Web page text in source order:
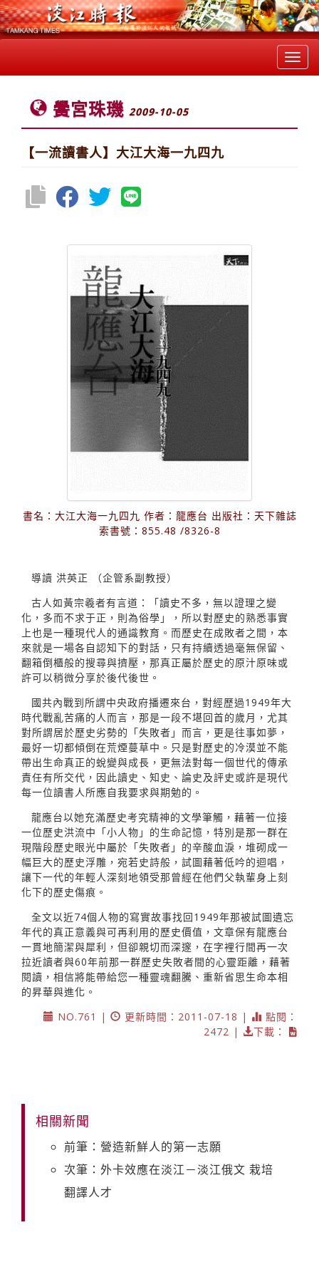
黌宮珠璣 2009-10-05
【一流讀書人】大江大海一九四九
書名：大江大海一九四九 作者：龍應台 出版社：天下雜誌
索書號：855.48 /8326-8
導讀 洪英正 （企管系副教授）
古人如黃宗羲者有言道：「讀史不多，無以證理之變
化，多而不求于正，則為俗學」，所以對歷史的熟悉事實
上也是一種現代人的通識教育。而歷史在成敗者之間，本
來就是一場各自認知下的對話，只有持續透過毫無保留、
翻箱倒櫃般的搜尋與擠壓，那真正屬於歷史的原汁原味或
許可以稍微分享於後代後世。
國共內戰到所謂中央政府播遷來台，對經歷過1949年大
時代戰亂苦痛的人而言，那是一段不堪回首的歲月，尤其
對所謂居於歷史劣勢的「失敗者」而言，更是往事如夢，
最好一切都傾倒在荒煙蔓草中。只是對歷史的冷漠並不能
帶出生命真正的蛻變與成長，更無法對每一個世代的傳承
責任有所交代，因此讀史、知史、論史及評史或許是現代
每一位讀書人所應自我要求與期勉的。
龍應台以她充滿歷史考究精神的文學筆觸，藉著一位接
一位歷史洪流中「小人物」的生命記憶，特別是那一群在
現階段歷史眼光中屬於「失敗者」的辛酸血淚，堆砌成一
幅巨大的歷史浮雕，宛若史詩般，試圖藉著低吟的迴唱，
讓下一代的年輕人深刻地領受那曾經在他們父執輩身上刻
化下的歷史傷痕。
全文以近74個人物的寫實故事找回1949年那被試圖遺忘
年代的真正意義與可再利用的歷史價值，文章保有龍應台
一貫地簡潔與犀利，但卻親切而深邃，在字裡行間再一次
拉近讀者與60年前那一群歷史失敗者間的心靈距離，藉著
閱讀，相信將能帶給您一種靈魂翻騰、重新省思生命本相
的昇華與進化。
NO.761 |
更新時間：2011-07-18 |
點閱：
2472 |
下載：
相關新聞
前筆：營造新鮮人的第一志願
次筆：外卡效應在淡江－淡江俄文 栽培
翻譯人才